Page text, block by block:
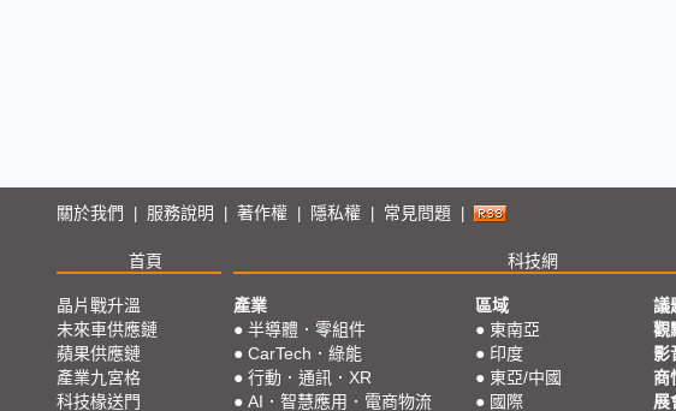
關於我們 服務說明 著作權 隱私權 常見問題
首頁 科技網
晶片戰升溫
未來車供應鏈
蘋果供應鏈
產業九宮格
科技椽送門
產業
● 半導體．零組件
● CarTech．綠能
● 行動．通訊．XR
● AI．智慧應用．電商物流
區域
● 東南亞
● 印度
● 東亞/中國
● 國際
議
觀
影
商
展